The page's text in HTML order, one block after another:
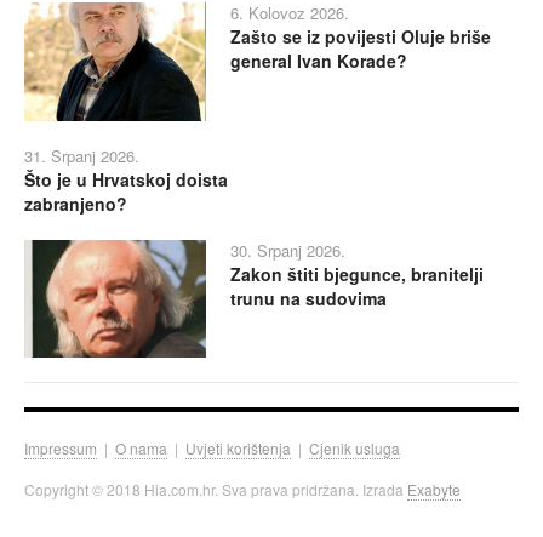
6. Kolovoz 2026.
Zašto se iz povijesti Oluje briše
general Ivan Korade?
31. Srpanj 2026.
Što je u Hrvatskoj doista
zabranjeno?
30. Srpanj 2026.
Zakon štiti bjegunce, branitelji
trunu na sudovima
Impressum | O nama | Uvjeti korištenja | Cjenik usluga
Copyright © 2018 Hia.com.hr. Sva prava pridržana. Izrada Exabyte